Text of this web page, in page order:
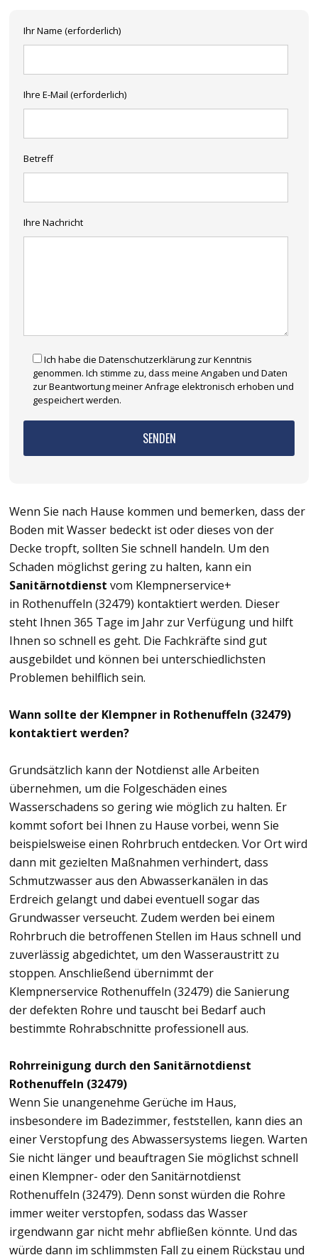
Ihr Name (erforderlich)
Ihre E-Mail (erforderlich)
Betreff
Ihre Nachricht
Ich habe die Datenschutzerklärung zur Kenntnis
genommen. Ich stimme zu, dass meine Angaben und Daten
zur Beantwortung meiner Anfrage elektronisch erhoben und
gespeichert werden.
Wenn Sie nach Hause kommen und bemerken, dass der
Boden mit Wasser bedeckt ist oder dieses von der
Decke tropft, sollten Sie schnell handeln. Um den
Schaden möglichst gering zu halten, kann ein
Sanitärnotdienst vom Klempnerservice+
in Rothenuffeln (32479) kontaktiert werden. Dieser
steht Ihnen 365 Tage im Jahr zur Verfügung und hilft
Ihnen so schnell es geht. Die Fachkräfte sind gut
ausgebildet und können bei unterschiedlichsten
Problemen behilflich sein.
Wann sollte der Klempner in Rothenuffeln (32479)
kontaktiert werden?
Grundsätzlich kann der Notdienst alle Arbeiten
übernehmen, um die Folgeschäden eines
Wasserschadens so gering wie möglich zu halten. Er
kommt sofort bei Ihnen zu Hause vorbei, wenn Sie
beispielsweise einen Rohrbruch entdecken. Vor Ort wird
dann mit gezielten Maßnahmen verhindert, dass
Schmutzwasser aus den Abwasserkanälen in das
Erdreich gelangt und dabei eventuell sogar das
Grundwasser verseucht. Zudem werden bei einem
Rohrbruch die betroffenen Stellen im Haus schnell und
zuverlässig abgedichtet, um den Wasseraustritt zu
stoppen. Anschließend übernimmt der
Klempnerservice Rothenuffeln (32479) die Sanierung
der defekten Rohre und tauscht bei Bedarf auch
bestimmte Rohrabschnitte professionell aus.
Rohrreinigung durch den Sanitärnotdienst
Rothenuffeln (32479)
Wenn Sie unangenehme Gerüche im Haus,
insbesondere im Badezimmer, feststellen, kann dies an
einer Verstopfung des Abwassersystems liegen. Warten
Sie nicht länger und beauftragen Sie möglichst schnell
einen Klempner- oder den Sanitärnotdienst
Rothenuffeln (32479). Denn sonst würden die Rohre
immer weiter verstopfen, sodass das Wasser
irgendwann gar nicht mehr abfließen könnte. Und das
würde dann im schlimmsten Fall zu einem Rückstau und